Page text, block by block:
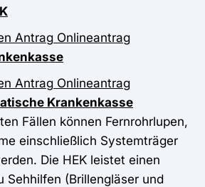
Antrag Onlineantrag
Antrag Onlineantrag
Krankenkasse
Fällen können Fernrohrlupen,
einschließlich Systemträger
Die HEK leistet einen
Sehhilfen (Brillengläser und